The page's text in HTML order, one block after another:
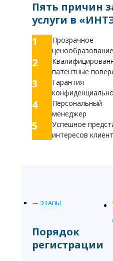
Пять причин
услуги в
1
Прозрачное
ценообразование
2
патентные
3
Гарантия
4
Персональный
менеджер
5
Успешное
интересов
— ЭТАПЫ
Порядок
регистрации